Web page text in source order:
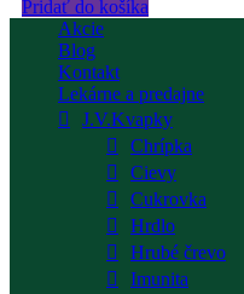
Pridať do košíka
Akcie
Blog
Kontakt
Lekárne a predajne
J.V.Kvapky
Chrípka
Cievy
Cukrovka
Hrdlo
Hrubé črevo
Imunita